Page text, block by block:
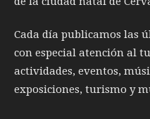
Cada día publicamos las
con especial atención al
actividades, eventos,
exposiciones, turismo y